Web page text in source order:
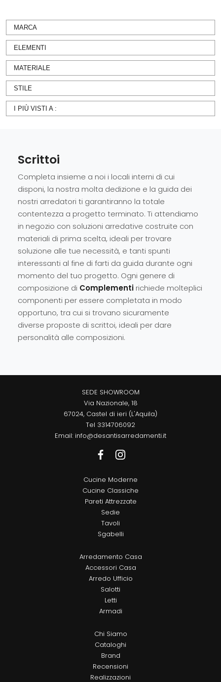
MARCA
ELEMENTI
MATERIALE
STILE
I PIÙ VISTI A :
Scrittoi
Completa insieme a noi i locali interni di cui
disponi, la nostra molta dedizione e la guida dei
nostri arredatori ti garantiranno la totale
contentezza a progetto terminato. Ti attendiamo
in negozio con soluzioni arredative costruite con
materiali di prima scelta, ideali per trovare
soluzione alle tue necessità, e tanti spunti
interessanti al fine di farti da guida durante ogni
momento del tuo progetto. Ogni genere di
composizione di Complementi richiede molteplici
componenti per essere completata in modo
opportuno, tra cui si trovano sicuramente
diverse proposte di scrittoi, ideali per dare
personalità alle composizioni.
SEDE SHOWROOM
Via Nazionale, 18
67024, Castel di ieri (L'Aquila)
Tel 3314706092
Email: info@desantisarredamenti.it
Cucine Moderne
Cucine Classiche
Pareti Attrezzate
Sedie
Tavoli
Sgabelli
Arredamento Casa
Accessori Casa
Arredo Ufficio
Salotti
Letti
Armadi
Chi Siamo
Cataloghi
Brand
Recensioni
Realizzazioni